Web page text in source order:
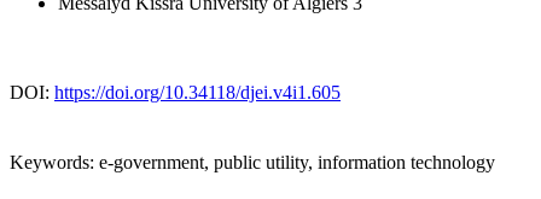
DOI: https://doi.org/10.34118/djei.v4i1.605
Keywords: e-government, public utility, information technology